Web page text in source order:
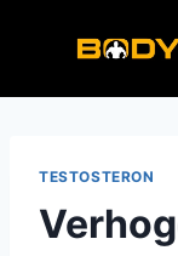
TESTOSTERON